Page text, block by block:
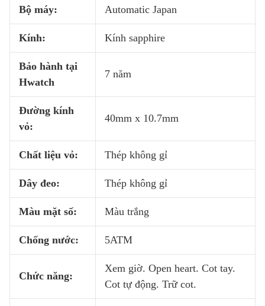
Bộ máy: Automatic Japan
Kính: Kính sapphire
Bảo hành tại
Hwatch
7 năm
Đường kính
vỏ:
40mm x 10.7mm
Chất liệu vỏ: Thép không gỉ
Dây đeo: Thép không gỉ
Màu mặt số: Màu trắng
Chống nước: 5ATM
Chức năng:
Xem giờ. Open heart. Cot tay.
Cot tự động. Trữ cot.